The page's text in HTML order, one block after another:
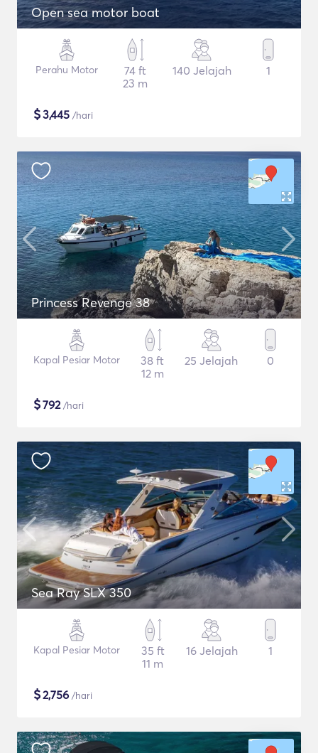
Open sea motor boat
Perahu Motor
74 ft
23 m
140 Jelajah 1
$3,445 /hari
Princess Revenge 38
Kapal Pesiar Motor
38 ft
12 m
25 Jelajah 0
$792/hari
Sea Ray SLX 350
Kapal Pesiar Motor
35 ft
11 m
16 Jelajah 1
$2,756 /hari